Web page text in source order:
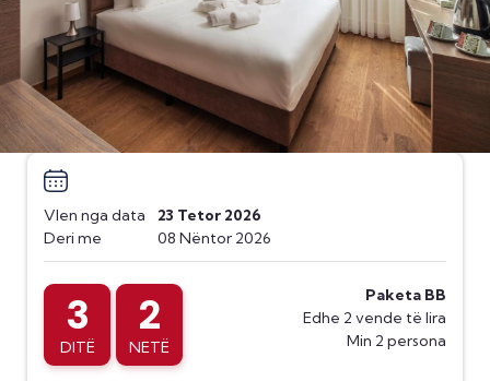
Vlen nga data
Deri me
23 Tetor 2026
08 Nëntor 2026
3
DITË
2
NETË
Paketa BB
Edhe 2 vende të lira
Min 2 persona